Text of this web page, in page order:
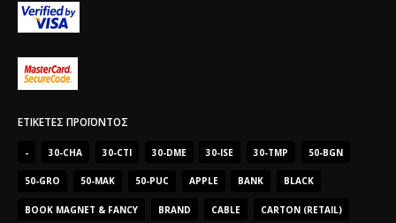
ΕΤΙΚΈΤΕΣ ΠΡΟΪΌΝΤΟΣ
- 30-CHA 30-CTI 30-DME 30-ISE 30-TMP 50-BGN
50-GRO 50-MAK 50-PUC APPLE BANK BLACK
BOOK MAGNET & FANCY BRAND CABLE CARTON (RETAIL)